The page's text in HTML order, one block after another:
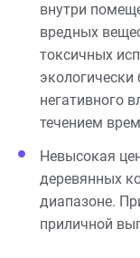
внутри
вредных
токсичных
негативного
течением
Невысокая
деревянных
диапазоне.
приличной